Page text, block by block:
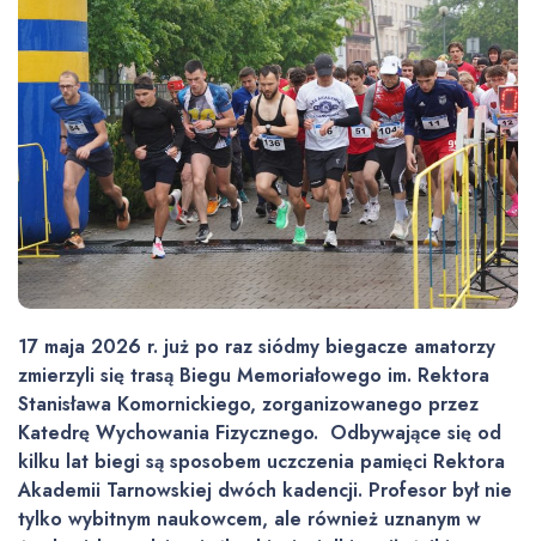
17 maja 2026 r. już po raz siódmy biegacze amatorzy
zmierzyli się trasą Biegu Memoriałowego im. Rektora
Stanisława Komornickiego, zorganizowanego przez
Katedrę Wychowania Fizycznego. Odbywające się od
kilku lat biegi są sposobem uczczenia pamięci Rektora
Akademii Tarnowskiej dwóch kadencji. Profesor był nie
tylko wybitnym naukowcem, ale również uznanym w